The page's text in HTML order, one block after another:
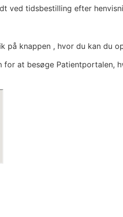
ved tidsbestilling efter
på knappen , hvor du kan du
at besøge Patientportalen,